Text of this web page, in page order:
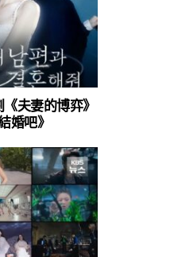
夫妻的博弈》
婚吧》